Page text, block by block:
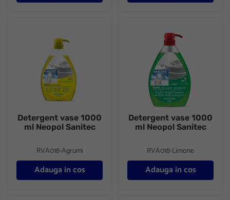
Detergent vase 1000
ml Neopol Sanitec
RVA018-Agrumi
Adauga in cos
Detergent vase 1000 ml
Detergent vase 1000
ml Neopol Sanitec
RVA018-Limone
Adauga in cos